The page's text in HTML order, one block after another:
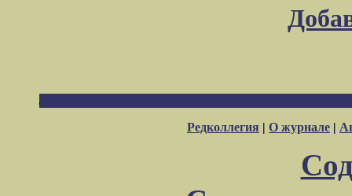
Редколлегия | О журнале |